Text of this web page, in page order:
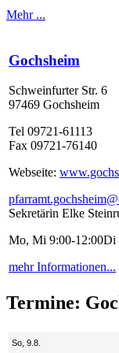
Mehr ...
Gochsheim
Schweinfurter Str. 6
97469 Gochsheim
Tel 09721-61113
Fax 09721-76140
Webseite:
Sekretärin Elke
Mo, Mi 9:00-12:00Di
mehr Informationen...
Termine:
So, 9.8.